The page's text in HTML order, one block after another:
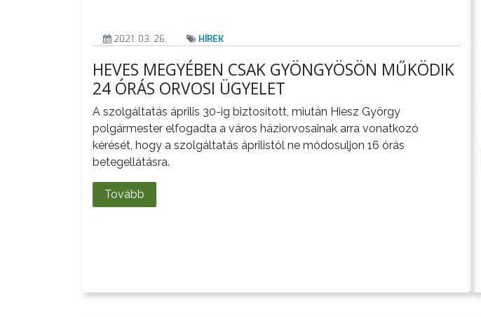
PÉNZÜGYEI
RENDELETEK
2021. 03. 26. HÍREK
HEVES MEGYÉBEN CSAK GYÖNGYÖSÖN MŰKÖDIK
24 ÓRÁS ORVOSI ÜGYELET
A szolgáltatás április 30-ig biztosított, miután Hiesz György
polgármester elfogadta a város háziorvosainak arra vonatkozó
kérését, hogy a szolgáltatás áprilistól ne módosuljon 16 órás
betegellátásra.
Tovább